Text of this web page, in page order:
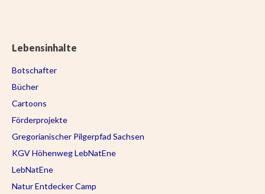
Lebensinhalte
Botschafter
Bücher
Cartoons
Förderprojekte
Gregorianischer Pilgerpfad Sachsen
KGV Höhenweg LebNatEne
LebNatEne
Natur Entdecker Camp